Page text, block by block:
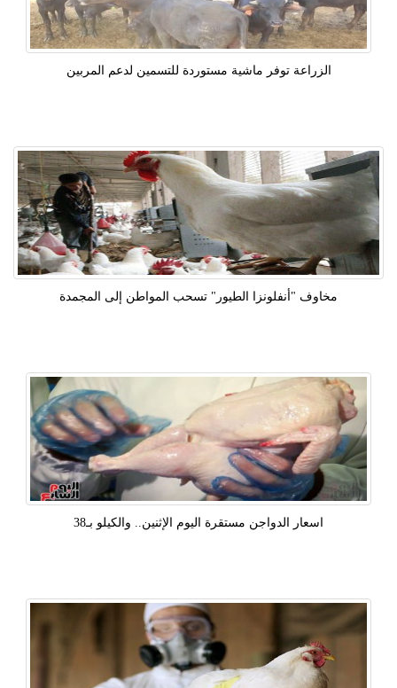
الزراعة توفر ماشية مستوردة للتسمين لدعم المربين
مخاوف "أنفلونزا الطيور" تسحب المواطن إلى المجمدة
اسعار الدواجن مستقرة اليوم الإثنين.. والكيلو بـ38